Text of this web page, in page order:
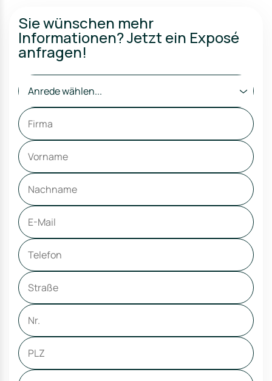
Sie wünschen mehr
Informationen? Jetzt ein Exposé
anfragen!
Anrede wählen...